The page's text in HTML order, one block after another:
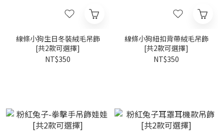
線條小狗生日冬裝絨毛吊飾
[共2款可選擇]
NT$350
線條小狗紐扣背帶絨毛吊飾
[共2款可選擇]
NT$350